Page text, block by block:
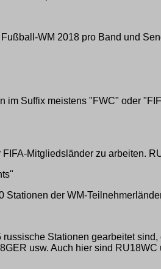
WM 2018 pro Band und
im Suffix meistens "FWC" oder
Mitgliedsländer zu arbeiten.
Stationen der WM-
Stationen gearbeitet
usw. Auch hier sind RU18WC